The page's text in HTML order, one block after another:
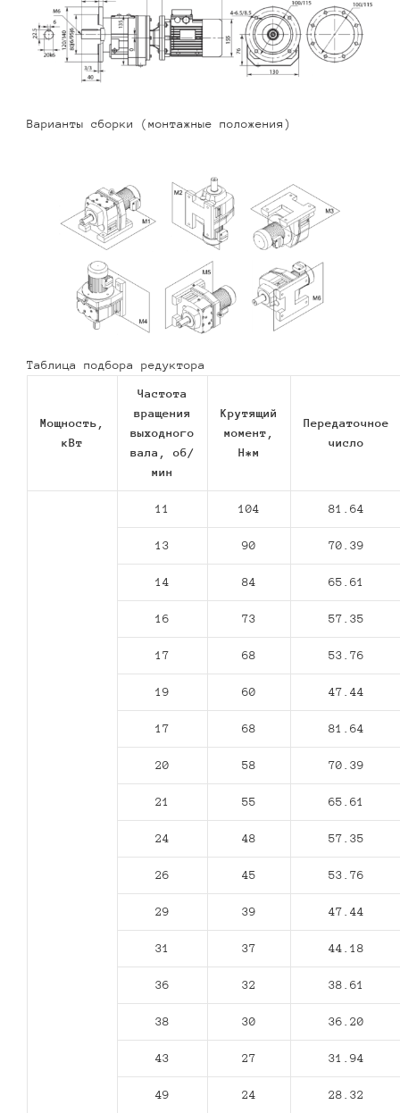
Варианты сборки (монтажные положения)
Таблица подбора редуктора
Мощность,
кВт
Частота
вращения
выходного
вала, об/
мин
Крутящий
момент,
Н*м
Передаточное
число
11 104 81.64
13 90 70.39
14 84 65.61
16 73 57.35
17 68 53.76
19 60 47.44
17 68 81.64
20 58 70.39
21 55 65.61
24 48 57.35
26 45 53.76
29 39 47.44
31 37 44.18
36 32 38.61
38 30 36.20
43 27 31.94
49 24 28.32